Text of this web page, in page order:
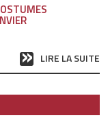
LIRE LA SUITE